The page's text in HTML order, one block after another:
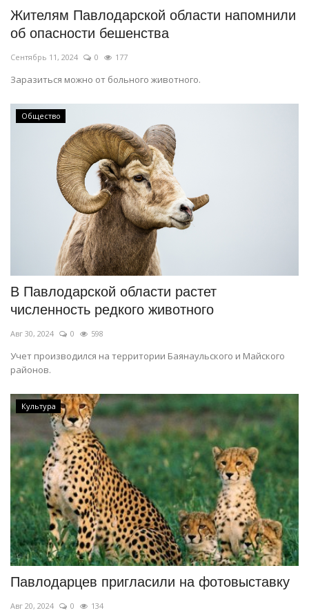
Чек-лист
РАЗВЛЕЧЕНИЯ
Русский
Жителям Павлодарской области напомнили
об опасности бешенства
Сентябрь 11, 2024 0 177
Заразиться можно от больного животного.
Общество
В Павлодарской области растет
численность редкого животного
Авг 30, 2024 0 598
Учет производился на территории Баянаульского и Майского
районов.
Культура
Павлодарцев пригласили на фотовыставку
Авг 20, 2024 0 134